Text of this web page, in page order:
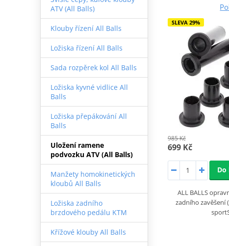
ATV (All Balls)
Klouby řízení All Balls
Ložiska řízení All Balls
Sada rozpěrek kol All Balls
Ložiska kyvné vidlice All
Balls
Ložiska přepákování All
Balls
Uložení ramene
podvozku ATV (All Balls)
Manžety homokinetických
kloubů All Balls
Ložiska zadního
brzdového pedálu KTM
Křížové klouby All Balls
SLEVA 29%
985 Kč
699 Kč
ALL BALLS
zadního zavěšení